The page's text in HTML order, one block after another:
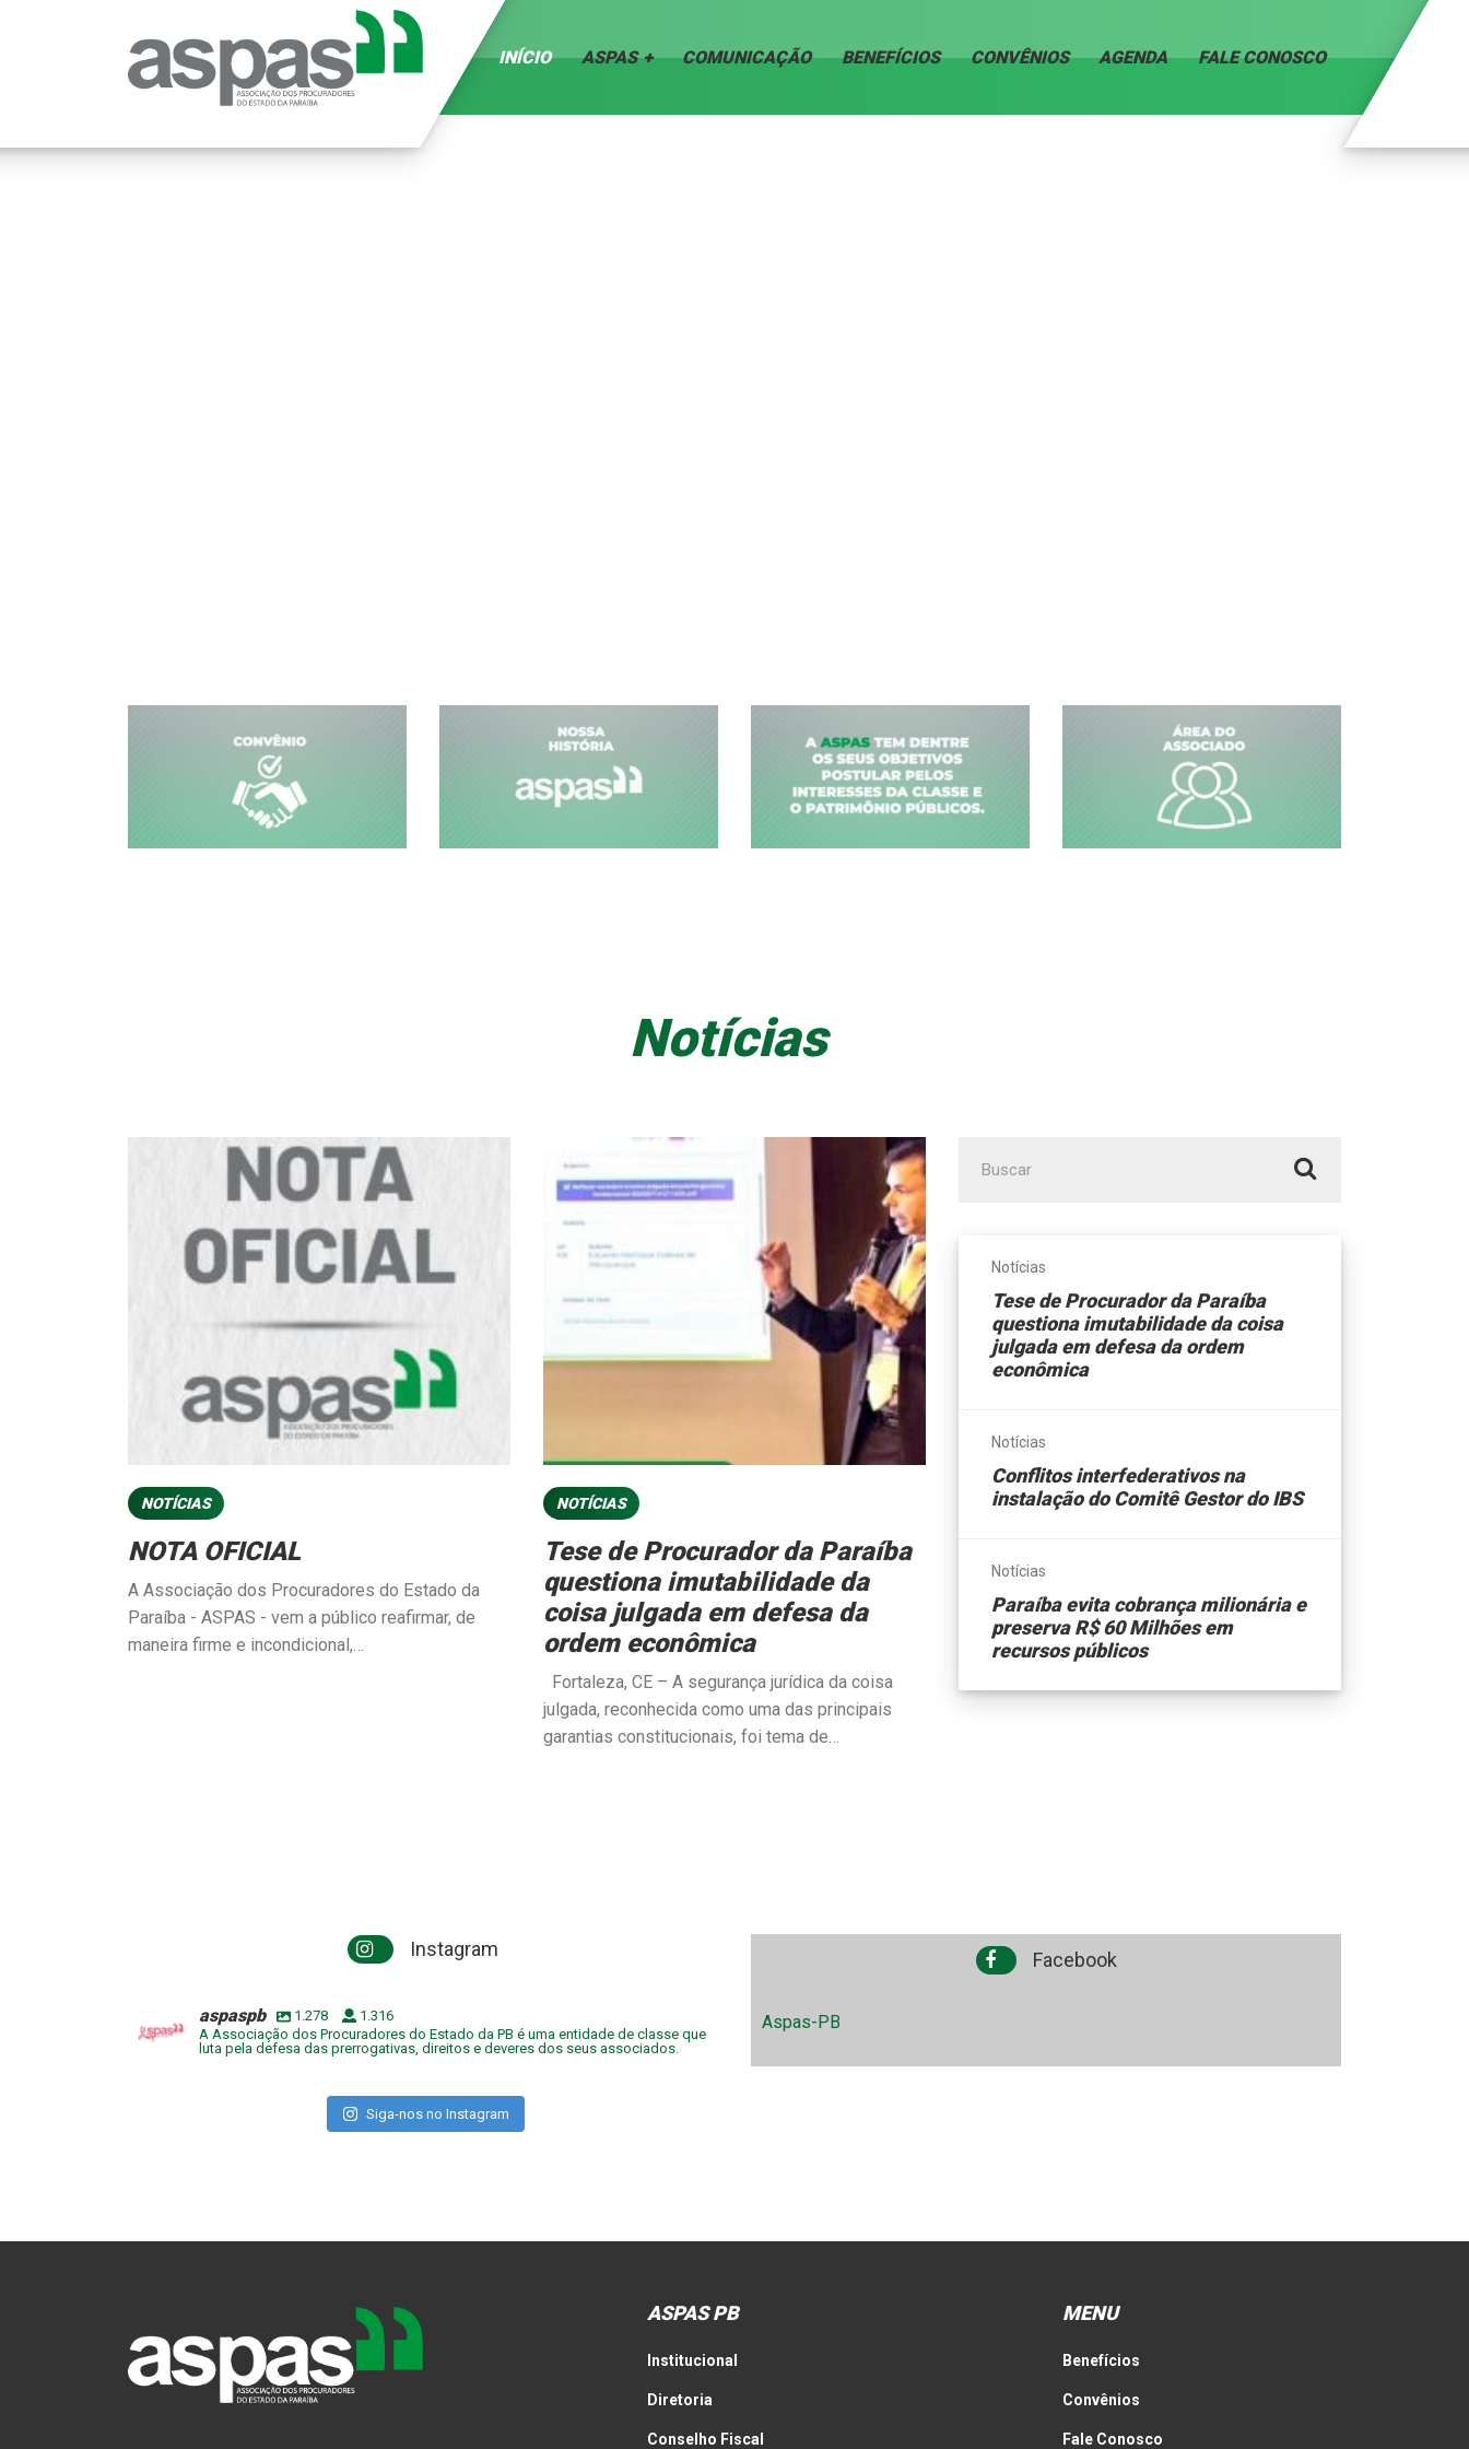
INÍCIO ASPAS COMUNICAÇÃO BENEFÍCIOS CONVÊNIOS AGENDA FALE CONOSCO
Notícias
NOTÍCIAS
NOTA OFICIAL
A Associação dos Procuradores do Estado da
Paraíba - ASPAS - vem a público reafirmar, de
maneira firme e incondicional,…
NOTÍCIAS
Tese de Procurador da Paraíba
questiona imutabilidade da
coisa julgada em defesa da
ordem econômica
Fortaleza, CE – A segurança jurídica da coisa
julgada, reconhecida como uma das principais
garantias constitucionais, foi tema de…
por:
Notícias
Tese de Procurador da Paraíba
questiona imutabilidade da coisa
julgada em defesa da ordem
econômica
Notícias
Conflitos interfederativos na
instalação do Comitê Gestor do IBS
Notícias
Paraíba evita cobrança milionária e
preserva R$ 60 Milhões em
recursos públicos
Instagram
aspaspb 1.278
1.316
A Associação dos Procuradores do Estado da PB é uma entidade de classe que
luta pela defesa das prerrogativas, direitos e deveres dos seus associados.
representa a força da nossa construção
coletiva na Aspas. Cada voto depositado
é a certeza de que estamos caminhando
juntos, com muita alegria, energia e
dedicação para fazer ainda mais pela
Brasil para sediar três grandes eventos da
das Procuradorias de Meio Ambiente, o 3º
Administrativas e o 4º Seminário do
Siga-nos no Instagram
Facebook
Aspas-PB
ASPAS PB
Institucional
Diretoria
Conselho Fiscal
MENU
Benefícios
Convênios
Fale Conosco